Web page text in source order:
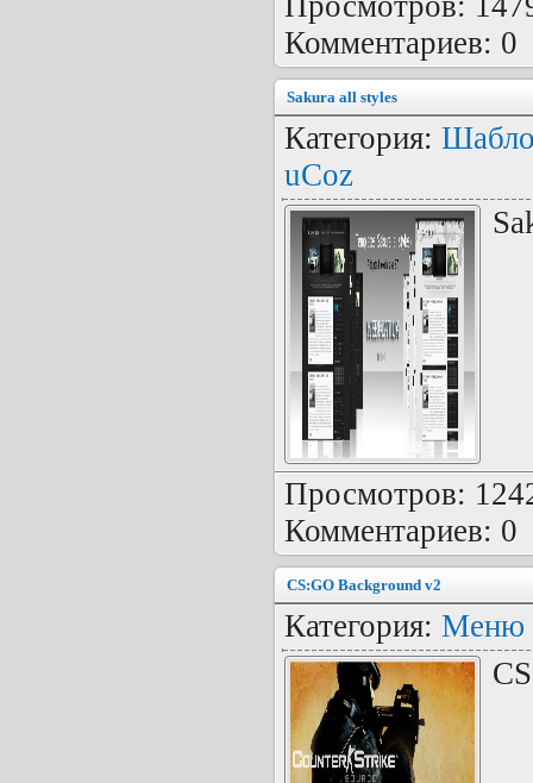
Комментариев: 0
Sakura all styles
Категория:
uCoz
Просмотров:
Комментариев: 0
CS:GO Background v2
Категория: Меню